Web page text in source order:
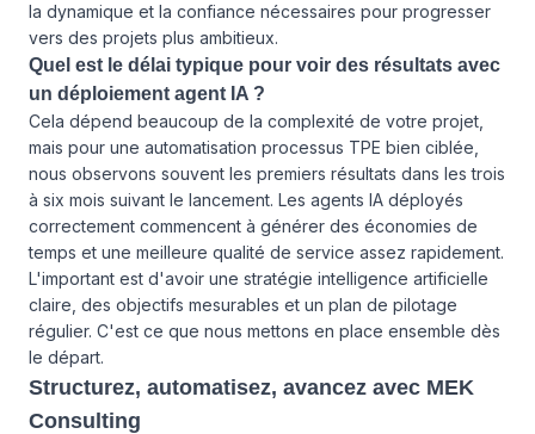
la dynamique et la confiance nécessaires pour progresser
vers des projets plus ambitieux.
Quel est le délai typique pour voir des résultats avec
un déploiement agent IA ?
Cela dépend beaucoup de la complexité de votre projet,
mais pour une automatisation processus TPE bien ciblée,
nous observons souvent les premiers résultats dans les trois
à six mois suivant le lancement. Les agents IA déployés
correctement commencent à générer des économies de
temps et une meilleure qualité de service assez rapidement.
L'important est d'avoir une stratégie intelligence artificielle
claire, des objectifs mesurables et un plan de pilotage
régulier. C'est ce que nous mettons en place ensemble dès
le départ.
Structurez, automatisez, avancez avec MEK
Consulting